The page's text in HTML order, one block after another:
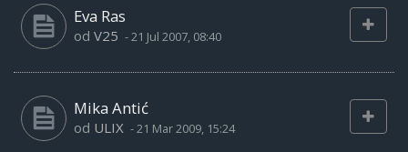
Eva Ras
od V25 -21 Jul 2007, 08:40
Mika Antić
od ULIX -21 Mar 2009, 15:24